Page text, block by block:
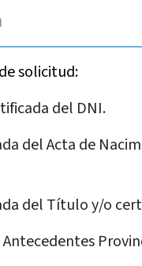
solicitud:
del DNI.
del Acta de
del Título y/o